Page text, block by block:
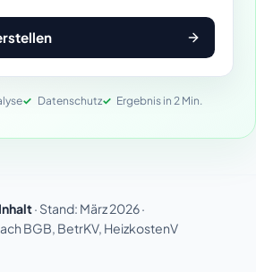
Datenschutz Ergebnis in 2 Min.
· Stand: März 2026 ·
BGB, BetrKV, HeizkostenV